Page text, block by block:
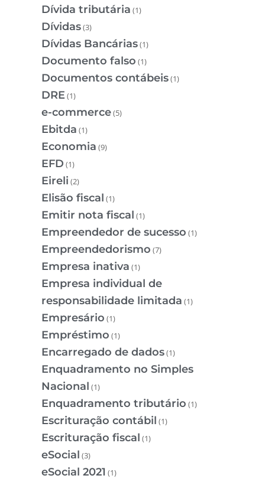
Dívida tributária (1)
Dívidas(3)
Dívidas Bancárias(1)
Documento falso (1)
Documentos contábeis(1)
DRE(1)
e-commerce(5)
Ebitda (1)
Economia (9)
EFD (1)
Eireli (2)
Elisão fiscal (1)
Emitir nota fiscal (1)
Empreendedor de sucesso (1)
Empreendedorismo (7)
Empresa inativa (1)
Empresa individual de
responsabilidade limitada (1)
Empresário (1)
Empréstimo (1)
Encarregado de dados(1)
Enquadramento no Simples
Nacional (1)
Enquadramento tributário (1)
Escrituração contábil (1)
Escrituração fiscal (1)
eSocial (3)
eSocial 2021 (1)